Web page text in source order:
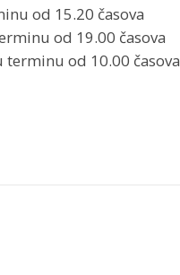
od 15.20 časova
od 19.00 časova
terminu od 10.00 časova